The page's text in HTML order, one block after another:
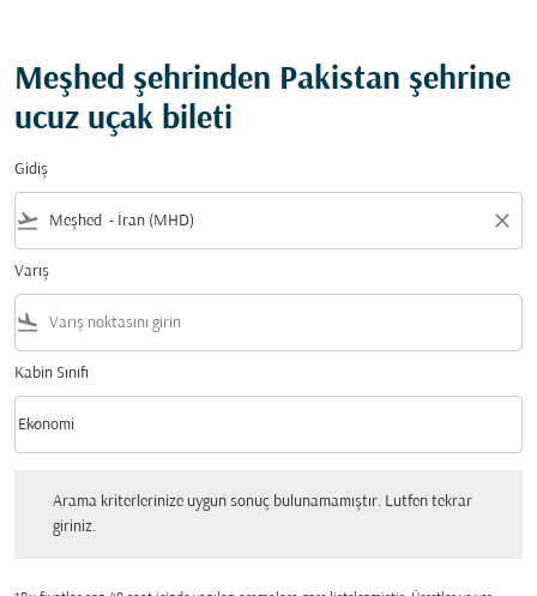
Meşhed şehrinden Pakistan şehrine
ucuz uçak bileti
Gidiş
flight_takeoff close
Varış
flight_land
Kabin Sınıfı
Kabin Sınıfı option Ekonomi Selected
Ekonomi
keyboard_arrow_down
Arama kriterlerinize uygun sonuç bulunamamıştır. Lutfen tekrar
giriniz.